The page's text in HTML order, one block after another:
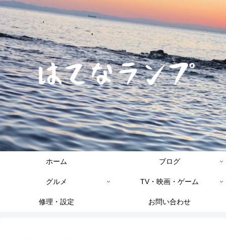
ホーム ブログ
グルメ TV・映画・ゲーム
修理・設定 お問い合わせ